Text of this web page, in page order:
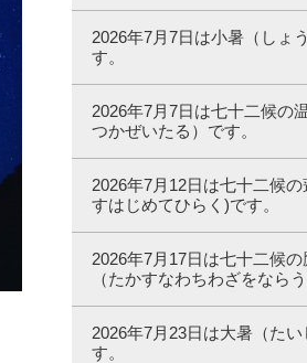
2026年7月7日は小暑（しょ
す。
2026年7月7日は七十二候の
つかぜいたる）です。
2026年7月12日は七十二候
すはじめてひらく)です。
2026年7月17日は七十二候の
（たかすなわちわざをならう
2026年7月23日は大暑（た
す。